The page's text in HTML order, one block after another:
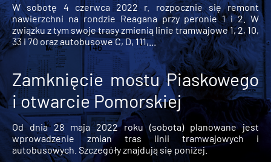
W sobotę 4 czerwca 2022 r. rozpocznie się remont
nawierzchni na rondzie Reagana przy peronie 1 i 2. W
związku z tym swoje trasy zmienią linie tramwajowe 1, 2, 10,
33 i 70 oraz autobusowe C, D, 111,...
Zamknięcie mostu Piaskowego
i otwarcie Pomorskiej
Od dnia 28 maja 2022 roku (sobota) planowane jest
wprowadzenie zmian tras linii tramwajowych i
autobusowych. Szczegóły znajdują się poniżej.